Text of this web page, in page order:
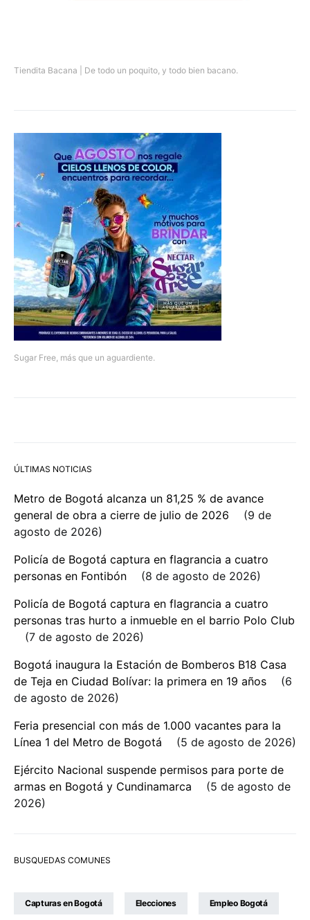
Tiendita Bacana | De todo un poquito, y todo bien bacano.
Sugar Free, más que un aguardiente.
ÚLTIMAS NOTICIAS
Metro de Bogotá alcanza un 81,25 % de avance
general de obra a cierre de julio de 2026
9 de
agosto de 2026
Policía de Bogotá captura en flagrancia a cuatro
personas en Fontibón
8 de agosto de 2026
Policía de Bogotá captura en flagrancia a cuatro
personas tras hurto a inmueble en el barrio Polo Club
7 de agosto de 2026
Bogotá inaugura la Estación de Bomberos B18 Casa
de Teja en Ciudad Bolívar: la primera en 19 años
6
de agosto de 2026
Feria presencial con más de 1.000 vacantes para la
Línea 1 del Metro de Bogotá
5 de agosto de 2026
Ejército Nacional suspende permisos para porte de
armas en Bogotá y Cundinamarca
5 de agosto de
2026
BUSQUEDAS COMUNES
Capturas en Bogotá Elecciones Empleo Bogotá